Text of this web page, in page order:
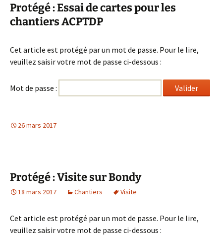
Protégé : Essai de cartes pour les
chantiers ACPTDP
Cet article est protégé par un mot de passe. Pour le lire,
veuillez saisir votre mot de passe ci-dessous :
Mot de passe :
26 mars 2017
Protégé : Visite sur Bondy
18 mars 2017 Chantiers Visite
Cet article est protégé par un mot de passe. Pour le lire,
veuillez saisir votre mot de passe ci-dessous :